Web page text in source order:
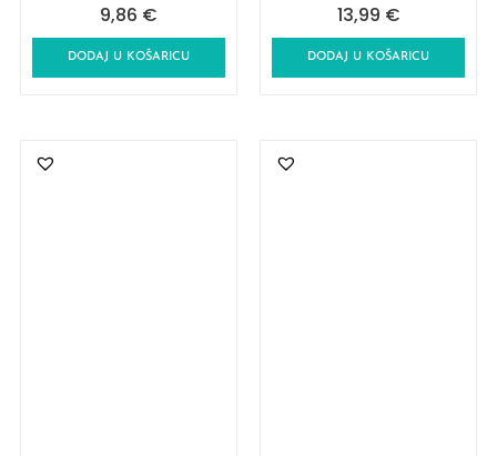
9,86 €
DODAJ U KOŠARICU
13,99 €
DODAJ U KOŠARICU